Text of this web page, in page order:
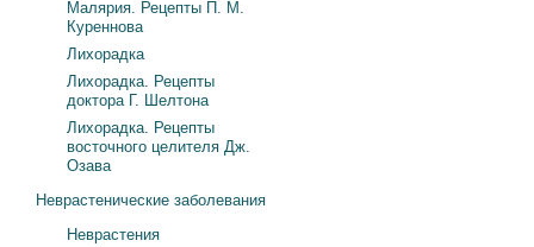
Малярия. Рецепты П. М.
Куреннова
Лихорадка
Лихорадка. Рецепты
доктора Г. Шелтона
Лихорадка. Рецепты
восточного целителя Дж.
Озава
Неврастенические заболевания
Неврастения